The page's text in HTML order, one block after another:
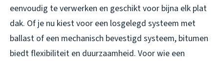
eenvoudig te verwerken en geschikt voor bijna elk plat
dak. Of je nu kiest voor een losgelegd systeem met
ballast of een mechanisch bevestigd systeem, bitumen
biedt flexibiliteit en duurzaamheid. Voor wie een